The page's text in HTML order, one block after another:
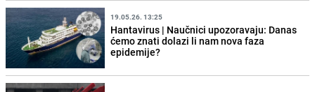
19.05.26. 13:25
Hantavirus | Naučnici upozoravaju: Danas
ćemo znati dolazi li nam nova faza
epidemije?